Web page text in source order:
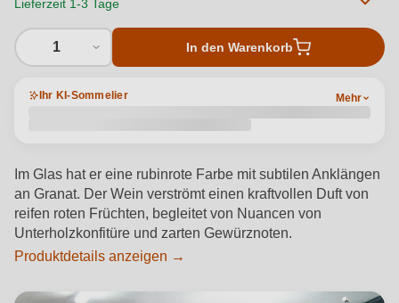
Lieferzeit 1-3 Tage
1 In den Warenkorb
Ihr KI-Sommelier Mehr
Im Glas hat er eine rubinrote Farbe mit subtilen Anklängen
an Granat. Der Wein verströmt einen kraftvollen Duft von
reifen roten Früchten, begleitet von Nuancen von
Unterholzkonfitüre und zarten Gewürznoten.
Produktdetails anzeigen →